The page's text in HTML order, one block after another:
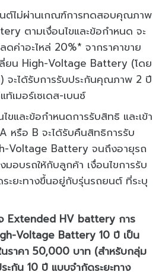
ต์ไม่ผ่านเกณฑ์การทดสอบคุณภาพ
ตามเงื่อนไขและข้อกำหนด จะ
ค่าอะไหล่ 20%* จากราคาขาย
ลี่ยน High-Voltage Battery (โดย
จะได้รับการรับประกันคุณภาพ 2 ปี
เมอร์เซเดส-เบนซ์
ขและข้อกำหนดการรับสิทธิ และเข้า
หรือ B จะได้รับคืนสิทธิการรับ
Voltage Battery จนถึงอายุรถ
อบรถให้กับลูกค้า เงื่อนไขการรับ
ะยะทางขึ้นอยู่กับรุ่นรถยนต์ ที่ระบุ
Extended HV battery การ
Voltage Battery 10 ปี เป็น
นราคา 50,000 บาท (สำหรับกลุ่ม
ะกัน 10 ปี แบบจำกัดระยะทาง